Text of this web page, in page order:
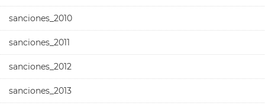
sanciones_2010
sanciones_2011
sanciones_2012
sanciones_2013